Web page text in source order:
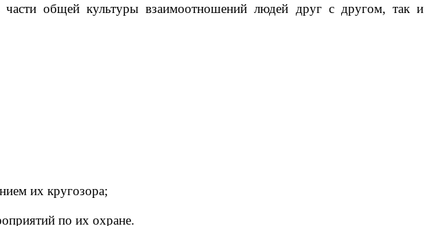
части общей культуры взаимоотношений людей друг с другом, так и
их кругозора;
по их охране.